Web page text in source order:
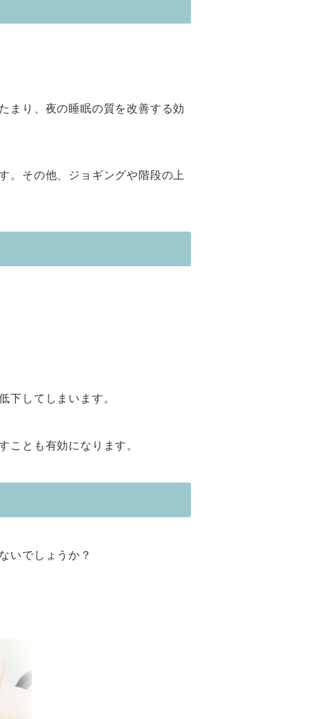
まり、夜の睡眠の質を改善する効
。その他、ジョギングや階段の上
下してしまいます。
とも有効になります。
いでしょうか？